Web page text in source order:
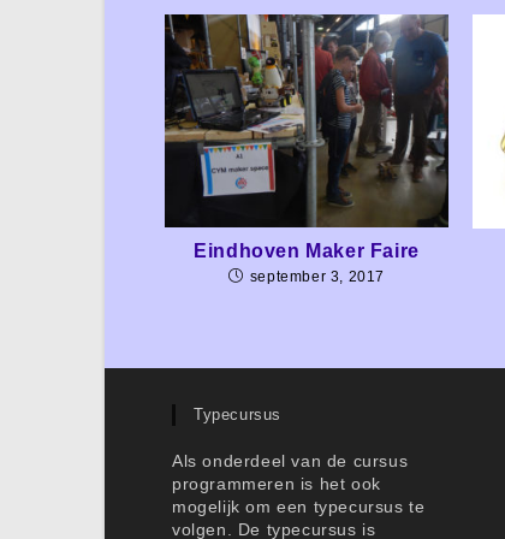
Eindhoven Maker Faire
september 3, 2017
Typecursus
Als onderdeel van de cursus
programmeren is het ook
mogelijk om een typecursus te
volgen. De typecursus is